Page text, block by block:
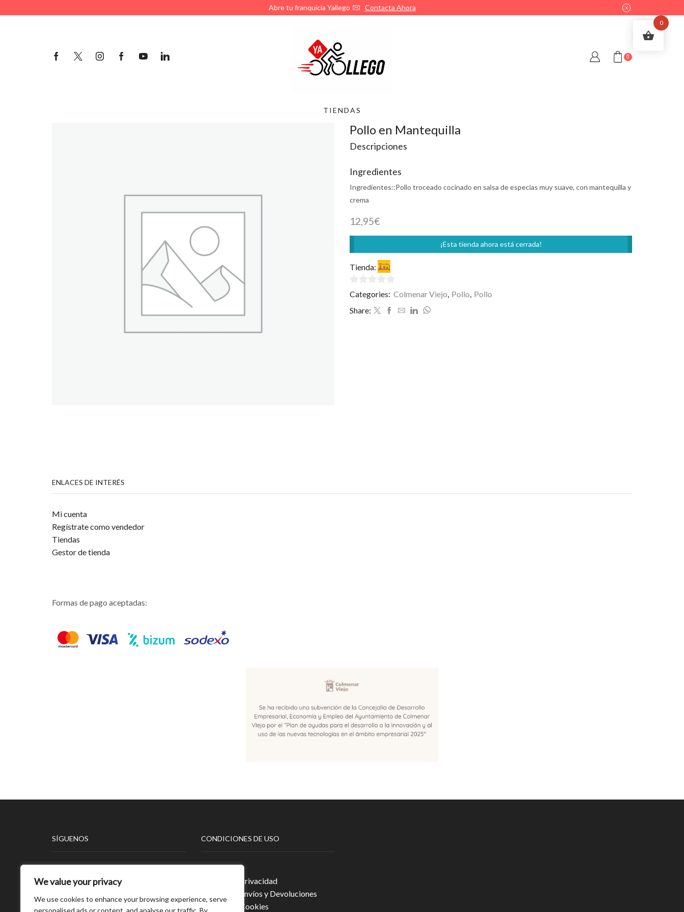
We value your privacy
We use cookies to enhance your browsing experience, serve
personalised ads or content, and analyse our traffic. By
Abre tu franquicia Yallego Contacta Ahora
0
TIENDAS
Pollo en Mantequilla
Descripciones
Ingredientes
Ingredientes::Pollo troceado cocinado en salsa de especias muy suave, con mantequilla y
crema
12,95€
¡Esta tienda ahora está cerrada!
Tienda:
0
Categories: Colmenar Viejo, Pollo, Pollo
Share:
ENLACES DE INTERÉS
Mi cuenta
Regístrate como vendedor
Tiendas
Gestor de tienda
Formas de pago aceptadas:
SÍGUENOS CONDICIONES DE USO
Política de Privacidad
Política de Envíos y Devoluciones
Política de Cookies
0